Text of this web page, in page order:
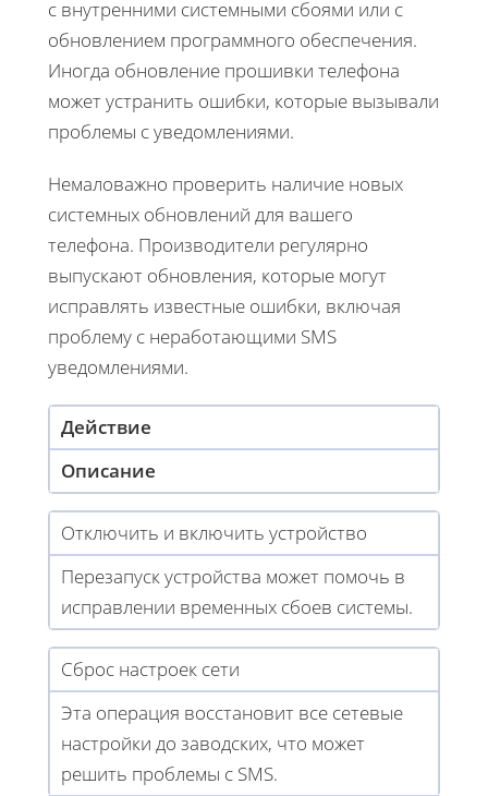
с внутренними системными сбоями или с
обновлением программного обеспечения.
Иногда обновление прошивки телефона
может устранить ошибки, которые вызывали
проблемы с уведомлениями.
Немаловажно проверить наличие новых
системных обновлений для вашего
телефона. Производители регулярно
выпускают обновления, которые могут
исправлять известные ошибки, включая
проблему с неработающими SMS
уведомлениями.
Действие
Описание
Отключить и включить устройство
Перезапуск устройства может помочь в
исправлении временных сбоев системы.
Сброс настроек сети
Эта операция восстановит все сетевые
настройки до заводских, что может
решить проблемы с SMS.